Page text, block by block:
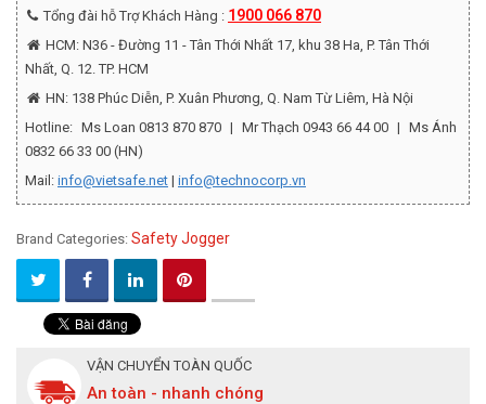
Tổng đài hỗ Trợ Khách Hàng : 1900 066 870
HCM: N36 - Đường 11 - Tân Thới Nhất 17, khu 38 Ha, P. Tân Thới
Nhất, Q. 12. TP. HCM
HN: 138 Phúc Diễn, P. Xuân Phương, Q. Nam Từ Liêm, Hà Nội
Hotline: Ms Loan 0813 870 870 | Mr Thạch 0943 66 44 00 | Ms Ánh
0832 66 33 00 (HN)
Mail: info@vietsafe.net | info@technocorp.vn
Brand Categories: Safety Jogger
VẬN CHUYỂN TOÀN QUỐC
An toàn - nhanh chóng